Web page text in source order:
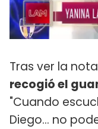
Tras ver la
recogió el
"Cuando
Diego... no